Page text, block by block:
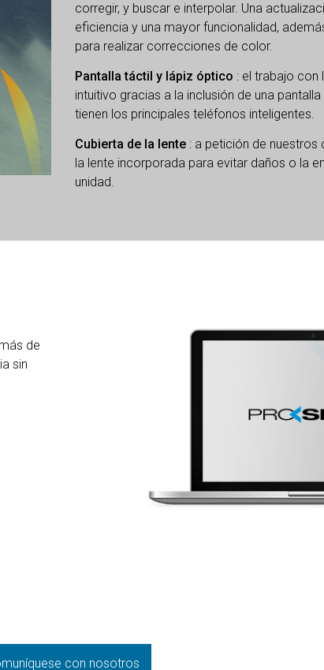
corregir, y buscar e interpolar. Una
eficiencia y una mayor funcionalidad,
para realizar correcciones de color.
Pantalla táctil y lápiz óptico : el trabajo con
intuitivo gracias a la inclusión de una
tienen los principales teléfonos inteligentes.
Cubierta de la lente : a petición de nuestros
la lente incorporada para evitar daños o la
unidad.
de
sin
con nosotros